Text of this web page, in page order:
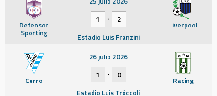
Defensor
Sporting
Liverpool
1
-
2
Estadio Luis Franzini
Cerro Racing
26 julio 2026
1
-
0
Estadio Luis Tróccoli